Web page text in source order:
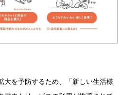
大を予防するため、「新しい生活様